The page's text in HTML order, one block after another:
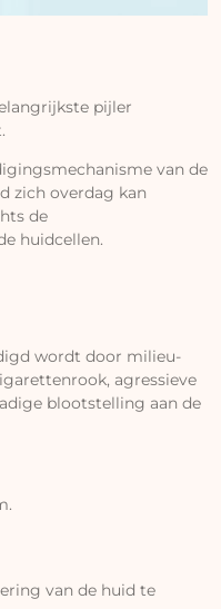
pijler
van de
zich overdag kan
de
huidcellen.
wordt door milieu-
agressieve
blootstelling aan de
van de huid te